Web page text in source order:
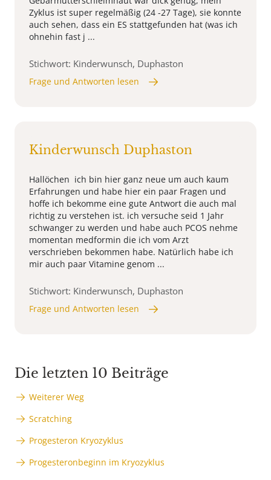
Zyklus ist super regelmäßig (24 -27 Tage), sie konnte
auch sehen, dass ein ES stattgefunden hat (was ich
ohnehin fast j ...
Stichwort: Kinderwunsch, Duphaston
Frage und Antworten lesen
Kinderwunsch Duphaston
Hallöchen ich bin hier ganz neue um auch kaum
Erfahrungen und habe hier ein paar Fragen und
hoffe ich bekomme eine gute Antwort die auch mal
richtig zu verstehen ist. ich versuche seid 1 Jahr
schwanger zu werden und habe auch PCOS nehme
momentan medformin die ich vom Arzt
verschrieben bekommen habe. Natürlich habe ich
mir auch paar Vitamine genom ...
Stichwort: Kinderwunsch, Duphaston
Frage und Antworten lesen
Die letzten 10 Beiträge
Weiterer Weg
Scratching
Progesteron Kryozyklus
Progesteronbeginn im Kryozyklus